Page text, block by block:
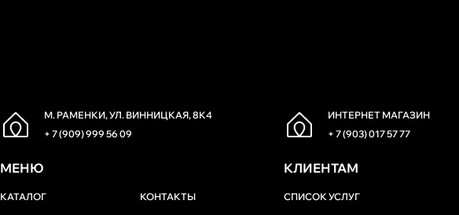
М. РАМЕНКИ, УЛ. ВИННИЦКАЯ, 8К4
+ 7 (909) 999 56 09
ИНТЕРНЕТ МАГАЗИН
+ 7 (903) 017 57 77
МЕНЮ
КАТАЛОГ КОНТАКТЫ
КЛИЕНТАМ
СПИСОК УСЛУГ